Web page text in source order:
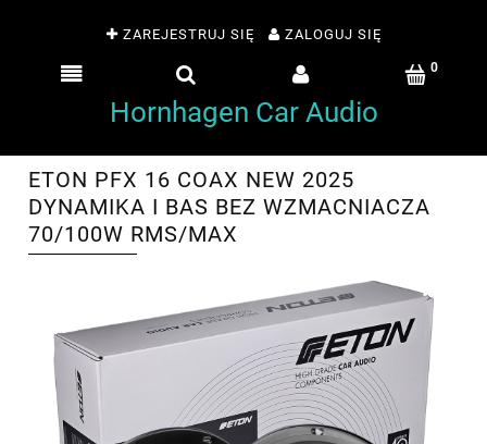
ZAREJESTRUJ SIĘ ZALOGUJ SIĘ
Hornhagen Car Audio
ETON PFX 16 COAX NEW 2025
DYNAMIKA I BAS BEZ WZMACNIACZA
70/100W RMS/MAX